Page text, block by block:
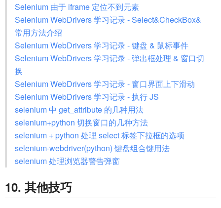
Selenium 由于 iframe 定位不到元素
Selenium WebDrivers 学习记录 - Select&CheckBox&
常用方法介绍
Selenium WebDrivers 学习记录 - 键盘 & 鼠标事件
Selenium WebDrivers 学习记录 - 弹出框处理 & 窗口切
换
Selenium WebDrivers 学习记录 - 窗口界面上下滑动
Selenium WebDrivers 学习记录 - 执行 JS
selenium 中 get_attribute 的几种用法
selenium+python 切换窗口的几种方法
selenium + python 处理 select 标签下拉框的选项
selenium-webdriver(python) 键盘组合键用法
selenium 处理浏览器警告弹窗
10. 其他技巧